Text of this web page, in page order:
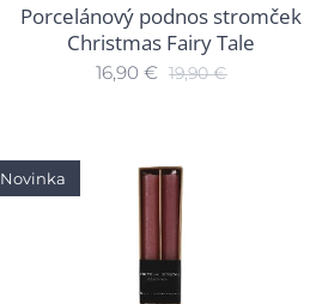
Porcelánový podnos stromček
Christmas Fairy Tale
16,90€ 19,90€
Novinka